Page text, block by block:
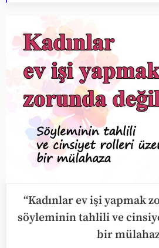
“Kadınlar ev işi yapmak
söyleminin tahlili ve
bir